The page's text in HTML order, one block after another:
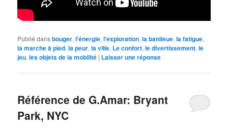
Publié dansbouger,l'énergie,l'exploration,la banlieue,la fatigue,
la marche à pied,la peur,la ville, Le confort,le divertissement,le
jeu,les objets de la mobilité | Laisser une réponse
Référence de G.Amar: Bryant
Park, NYC